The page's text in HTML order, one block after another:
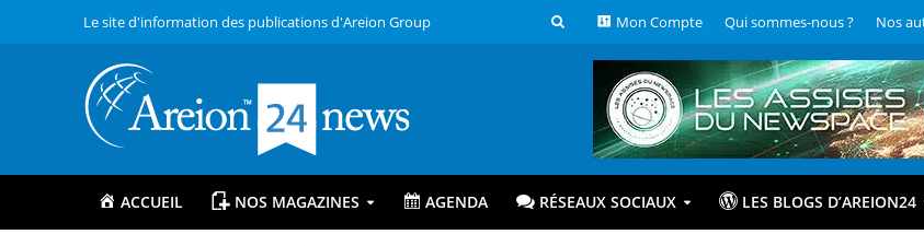
Le site d'information des publications d'Areion Group Mon Compte Qui sommes-nous ? Nos
ACCUEIL NOS MAGAZINES AGENDA RÉSEAUX SOCIAUX LES BLOGS D’AREION24